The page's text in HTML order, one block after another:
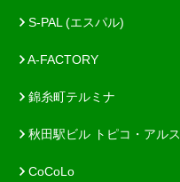
S-PAL (エスパル)
A-FACTORY
錦糸町テルミナ
秋田駅ビル トピコ・アルス
CoCoLo